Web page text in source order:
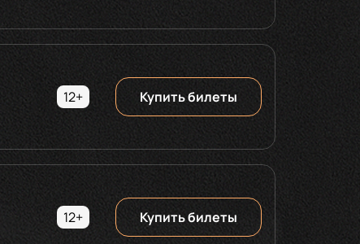
12+ Купить билеты
12+ Купить билеты